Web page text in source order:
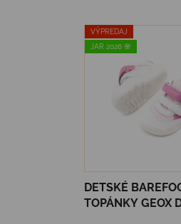
VÝPREDAJ
JAR 2026 🌸
DETSKÉ
TOPÁNKY GEOX